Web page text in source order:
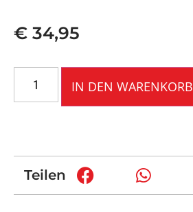
€ 34,95
IN DEN WARENKORB
Teilen